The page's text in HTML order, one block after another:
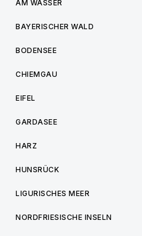
AM WASSER
BAYERISCHER WALD
BODENSEE
CHIEMGAU
EIFEL
GARDASEE
HARZ
HUNSRÜCK
LIGURISCHES MEER
NORDFRIESISCHE INSELN